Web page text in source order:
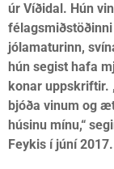
úr Víðidal. Hún
jólamaturinn,
hún segist hafa
konar uppskriftir.
bjóða vinum og
húsinu mínu,“
Feykis í júní 2017.